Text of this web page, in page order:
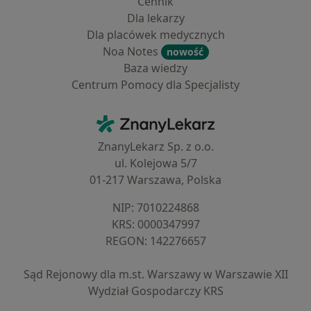
Dla lekarzy
Dla placówek medycznych
Noa Notes
nowość
Baza wiedzy
Centrum Pomocy dla Specjalisty
ZnanyLekarz - Strona główna
ZnanyLekarz Sp. z o.o.
ul. Kolejowa 5/7
01-217 Warszawa, Polska
NIP: ⁠7010224868
KRS: ⁠0000347997
REGON: ⁠142276657
Sąd Rejonowy dla m.st. Warszawy w Warszawie XII
Wydział Gospodarczy KRS